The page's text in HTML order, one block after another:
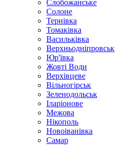
Слобожанське
Солоне
Тернівка
Томаківка
Васильківка
Верхньодніпровськ
Юр'ївка
Жовті Води
Верхівцеве
Вільногірськ
Зеленодольськ
Іларіонове
Межова
Нікополь
Новоіванівка
Самар